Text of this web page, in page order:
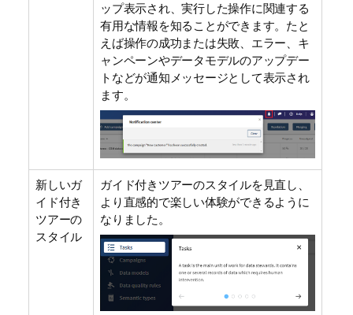
ップ表示され、実行した操作に関連する
有用な情報を知ることができます。たと
えば操作の成功または失敗、エラー、キ
ャンペーンやデータモデルのアップデー
トなどが通知メッセージとして表示され
ます。
新しいガ
イド付き
ツアーの
スタイル
ガイド付きツアーのスタイルを見直し、
より直感的で楽しい体験ができるように
なりました。